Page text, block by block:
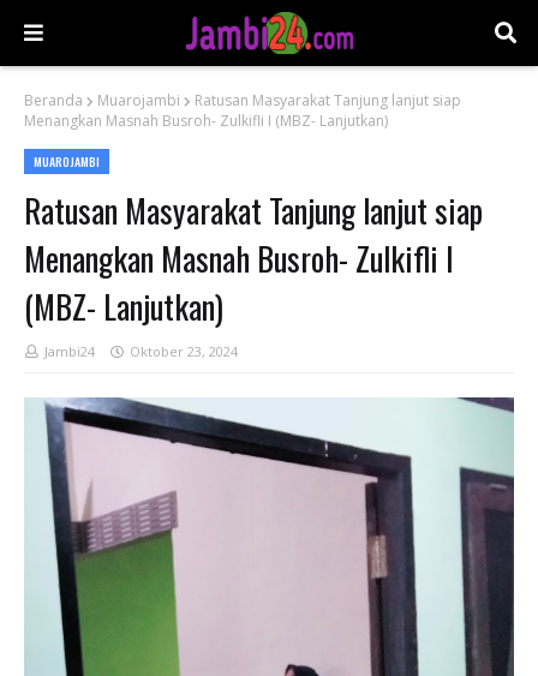
Beranda Muarojambi
Ratusan Masyarakat Tanjung lanjut siap
Menangkan Masnah Busroh- Zulkifli I (MBZ- Lanjutkan)
MUAROJAMBI
Ratusan Masyarakat Tanjung lanjut siap
Menangkan Masnah Busroh- Zulkifli I
(MBZ- Lanjutkan)
Jambi24 Oktober 23, 2024